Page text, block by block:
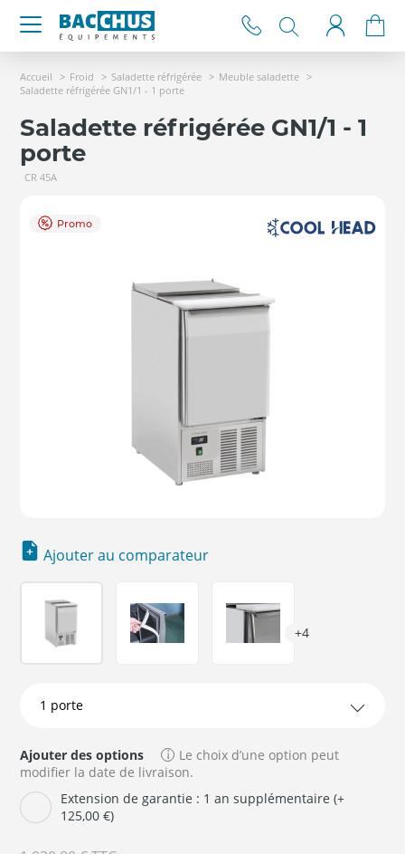
Accueil Froid Saladette réfrigérée
Meuble saladette
Saladette réfrigérée GN1/1 - 1 porte
Saladette réfrigérée GN1/1 - 1
porte
CR 45A
Promo
Ajouter au comparateur
+4
Ajouter des options
Le choix d’une option peut
modifier la date de livraison.
Extension de garantie : 1 an supplémentaire (+
125,00 €)